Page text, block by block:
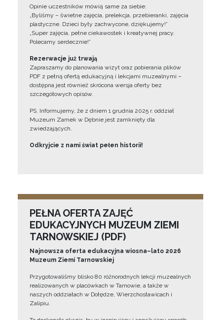
Opinie uczestników mówią same za siebie:
„Byliśmy – świetne zajęcia, prelekcja, przebieranki, zajęcia
plastyczne. Dzieci były zachwycone, dziękujemy!”
„Super zajęcia, pełne ciekawostek i kreatywnej pracy.
Polecamy serdecznie!”
Rezerwacje już trwają
Zapraszamy do planowania wizyt oraz pobierania plików
PDF z pełną ofertą edukacyjną i lekcjami muzealnymi –
dostępna jest również skrócona wersja oferty bez
szczegółowych opisów.
PS. Informujemy, że z dniem 1 grudnia 2025 r. oddział
Muzeum Zamek w Dębnie jest zamknięty dla
zwiedzających.
Odkryjcie z nami świat pełen historii!
PEŁNA OFERTA ZAJĘĆ
EDUKACYJNYCH MUZEUM ZIEMI
TARNOWSKIEJ (PDF)
Najnowsza oferta edukacyjna wiosna–lato 2026
Muzeum Ziemi Tarnowskiej
Przygotowaliśmy blisko 80 różnorodnych lekcji muzealnych
realizowanych w placówkach w Tarnowie, a także w
naszych oddziałach w Dołędze, Wierzchosławicach i
Zalipiu.